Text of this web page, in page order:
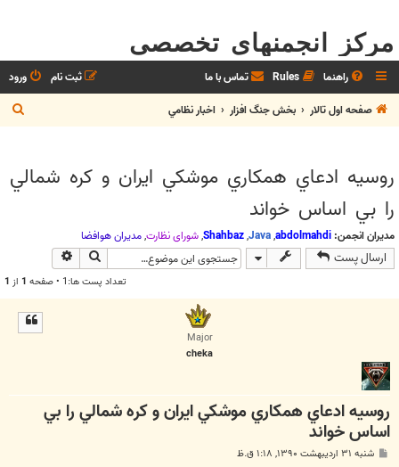
مرکز انجمنهای تخصصی
راهنما Rules تماس با ما ورود
ثبت نام
صفحه اول تالار
بخش جنگ افزار اخبار نظامي
س
روسيه ادعاي همكاري موشكي ايران و كره شمالي
را بي اساس خواند
مدیران انجمن: abdolmahdi
,
Java
,
Shahbaz
,شوراي نظارت,مديران هوافضا
ارسال پست جستجو
تعداد پست ها:1 • صفحه 1 از 1
Major
cheka
روسيه ادعاي همكاري موشكي ايران و كره شمالي را بي
اساس خواند
شنبه ۳۱ اردیبهشت ۱۳۹۰, ۱:۱۸ ق.ظ